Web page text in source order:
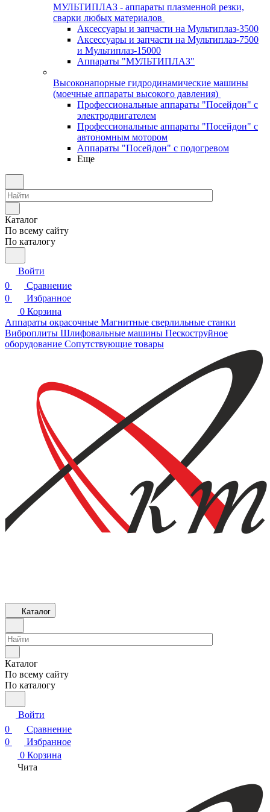
МУЛЬТИПЛАЗ - аппараты плазменной резки,
сварки любых материалов
Аксессуары и запчасти на Мультиплаз-3500
Аксессуары и запчасти на Мультиплаз-7500
и Мультиплаз-15000
Аппараты "МУЛЬТИПЛАЗ"
Высоконапорные гидродинамические машины
(моечные аппараты высокого давления)
Профессиональные аппараты "Посейдон" с
электродвигателем
Профессиональные аппараты "Посейдон" с
автономным мотором
Аппараты "Посейдон" с подогревом
Еще
Каталог
По всему сайту
По каталогу
Войти
0
Сравнение
0
Избранное
0 Корзина
Аппараты окрасочные Магнитные сверлильные станки
Виброплиты Шлифовальные машины Пескоструйное
оборудование Сопутствующие товары
Каталог
Каталог
По всему сайту
По каталогу
Войти
0
Сравнение
0
Избранное
0 Корзина
Чита